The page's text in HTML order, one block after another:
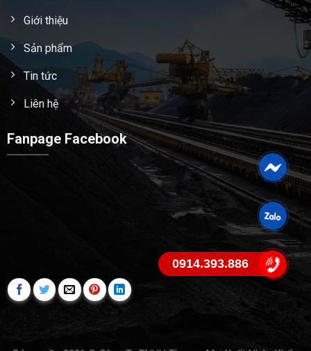
Giới thiệu
Sản phẩm
Tin tức
Liên hệ
Fanpage Facebook
0914.393.886